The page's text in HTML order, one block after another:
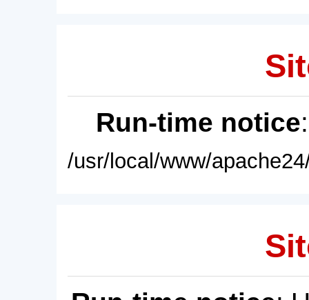
Run-time notice
/usr/local/www/